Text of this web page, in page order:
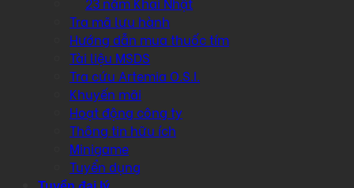
Tra mã lưu hành
Hướng dẫn mua thuốc tím
Tài liệu MSDS
Tra cứu Artemia O.S.I.
Khuyến mãi
Hoạt động công ty
Thông tin hữu ích
Minigame
Tuyển dụng